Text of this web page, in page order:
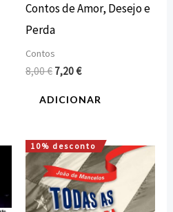
Contos de Amor, Desejo e
Perda
Contos
8,00€ 7,20€
ADICIONAR
10% desconto
O
preço
original
era:
10,00 €.
O
preço
atual
é:
9,00 €.